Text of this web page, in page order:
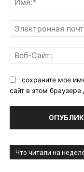
сохраните мое
сайт в этом
Что читали на